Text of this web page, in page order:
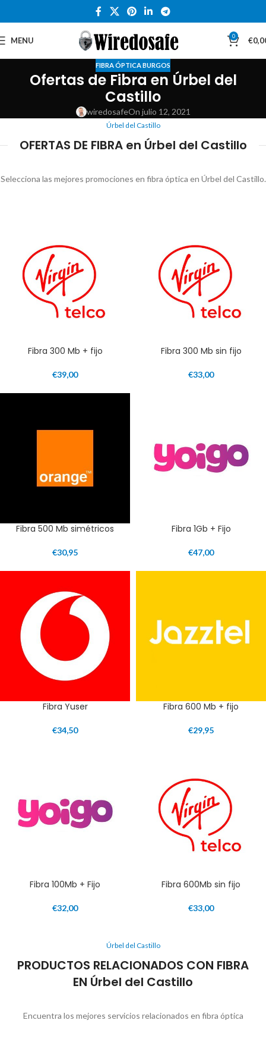
MENU 0 €
FIBRA ÓPTICA BURGOS
Ofertas de Fibra en Úrbel del
Castillo
wiredosafeOn julio 12, 2021
Úrbel del Castillo
OFERTAS DE FIBRA en Úrbel del Castillo
Selecciona las mejores promociones en fibra óptica en Úrbel del Castillo.
Fibra 300 Mb + fijo
€39,00
Fibra 300 Mb sin fijo
€33,00
Fibra 500 Mb simétricos
€30,95
Fibra 1Gb + Fijo
€47,00
Fibra Yuser
€34,50
Fibra 600 Mb + fijo
€29,95
Fibra 100Mb + Fijo
€32,00
Fibra 600Mb sin fijo
€33,00
Úrbel del Castillo
PRODUCTOS RELACIONADOS CON FIBRA
EN Úrbel del Castillo
Encuentra los mejores servicios relacionados en fibra óptica